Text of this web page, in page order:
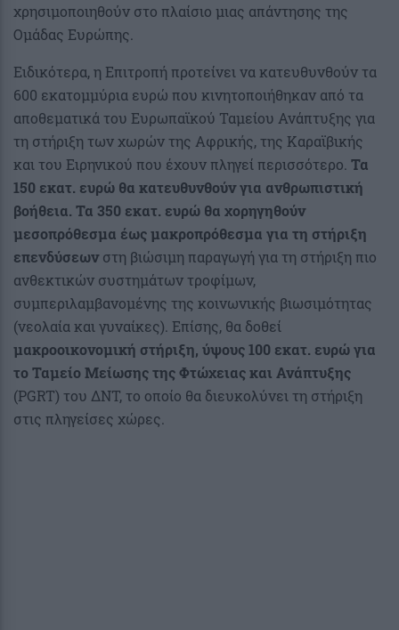
χρησιμοποιηθούν στο πλαίσιο μιας απάντησης της
Ομάδας Ευρώπης.
Ειδικότερα, η Επιτροπή προτείνει να κατευθυνθούν τα
600 εκατομμύρια ευρώ που κινητοποιήθηκαν από τα
αποθεματικά του Ευρωπαϊκού Ταμείου Ανάπτυξης για
τη στήριξη των χωρών της Αφρικής, της Καραϊβικής
και του Ειρηνικού που έχουν πληγεί περισσότερο. Τα
150 εκατ. ευρώ θα κατευθυνθούν για ανθρωπιστική
βοήθεια. Τα 350 εκατ. ευρώ θα χορηγηθούν
μεσοπρόθεσμα έως μακροπρόθεσμα για τη στήριξη
επενδύσεωνστη βιώσιμη παραγωγή για τη στήριξη πιο
ανθεκτικών συστημάτων τροφίμων,
συμπεριλαμβανομένης της κοινωνικής βιωσιμότητας
(νεολαία και γυναίκες). Επίσης, θα δοθεί
μακροοικονομική στήριξη, ύψους 100 εκατ. ευρώ για
το Ταμείο Μείωσης της Φτώχειας και Ανάπτυξης
(PGRT) του ΔΝΤ, το οποίο θα διευκολύνει τη στήριξη
στις πληγείσες χώρες.